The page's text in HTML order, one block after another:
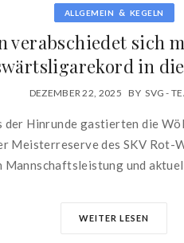
ALLGEMEIN & KEGELN
verabschiedet sich
in
DEZEMBER 22, 2025 BY SVG -
der Hinrunde gastierten die
Meisterreserve des SKV
Mannschaftsleistung und
WEITER LESEN